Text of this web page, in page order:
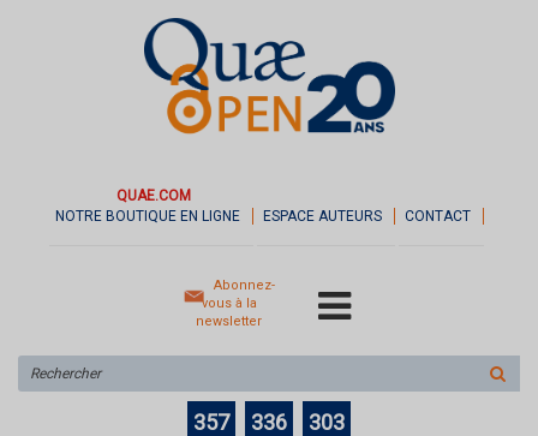
QUAE.COM
NOTRE BOUTIQUE EN LIGNE
ESPACE AUTEURS CONTACT
Abonnez-
vous à la
newsletter
sur
le
357 336 303